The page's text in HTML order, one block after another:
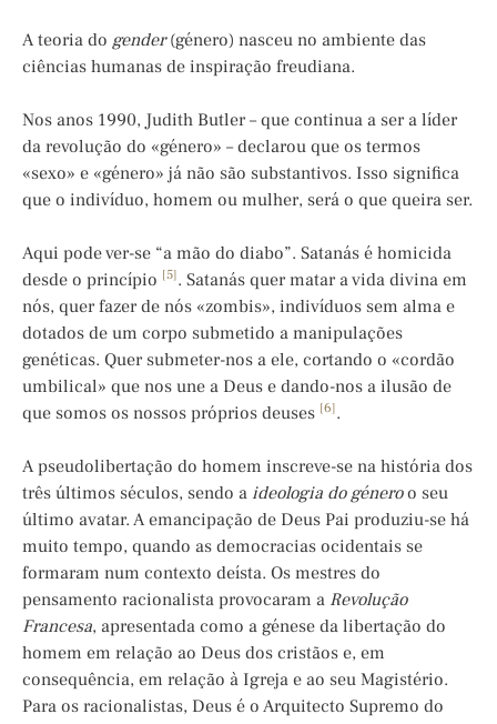
A teoria do gender(género) nasceu no ambiente das
ciências humanas de inspiração freudiana.
Nos anos 1990, Judith Butler – que continua a ser a líder
da revolução do «género» – declarou que os termos
«sexo» e «género» já não são substantivos. Isso significa
que o indivíduo, homem ou mulher, será o que queira ser.
Aqui pode ver-se “a mão do diabo”. Satanás é homicida
desde o princípio [5]. Satanás quer matar a vida divina em
nós, quer fazer de nós «zombis», indivíduos sem alma e
dotados de um corpo submetido a manipulações
genéticas. Quer submeter-nos a ele, cortando o «cordão
umbilical» que nos une a Deus e dando-nos a ilusão de
que somos os nossos próprios deuses [6].
A pseudolibertação do homem inscreve-se na história dos
três últimos séculos, sendo a ideologia do géneroo seu
último avatar. A emancipação de Deus Pai produziu-se há
muito tempo, quando as democracias ocidentais se
formaram num contexto deísta. Os mestres do
pensamento racionalista provocaram a Revolução
Francesa, apresentada como a génese da libertação do
homem em relação ao Deus dos cristãos e, em
consequência, em relação à Igreja e ao seu Magistério.
Para os racionalistas, Deus é o Arquitecto Supremo do